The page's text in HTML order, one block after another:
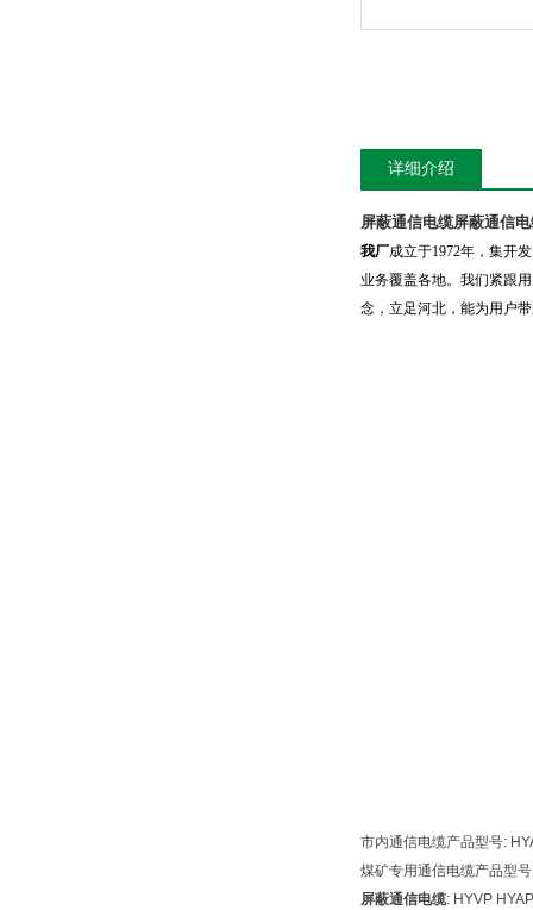
详细介绍
屏蔽通信电缆屏蔽通信
我厂成立于1972年，集开
业务覆盖各地。 我们紧跟
念，立足河北，能为用户
市内通信电缆产品型号:
煤矿专用通信电缆产品型号
屏蔽通信电缆: HYVP